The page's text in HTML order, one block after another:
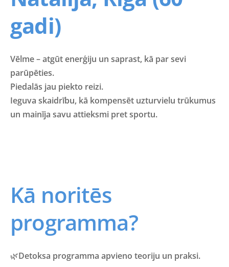
gadi)
Vēlme – atgūt enerģiju un saprast, kā par sevi
parūpēties.
Piedalās jau piekto reizi.
Ieguva skaidrību, kā kompensēt uzturvielu trūkumus
un mainīja savu attieksmi pret sportu.
Kā noritēs
programma?
🌿Detoksa programma apvieno teoriju un praksi.